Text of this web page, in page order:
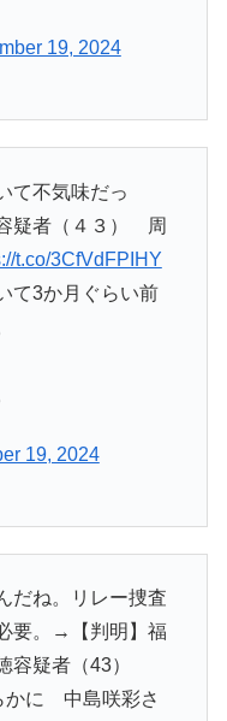
19, 2024
て不気味だっ
疑者（４３） 周
t.co/3CfVdFPIHY
て3か月ぐらい前
19, 2024
だね。リレー捜査
要。→【判明】福
容疑者（43）
かに 中島咲彩さ